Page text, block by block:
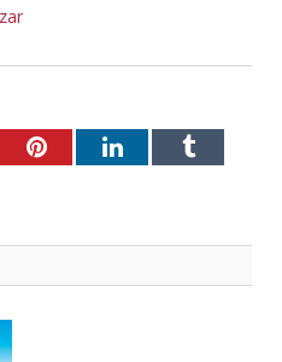
PinterestLinkedInTumblr